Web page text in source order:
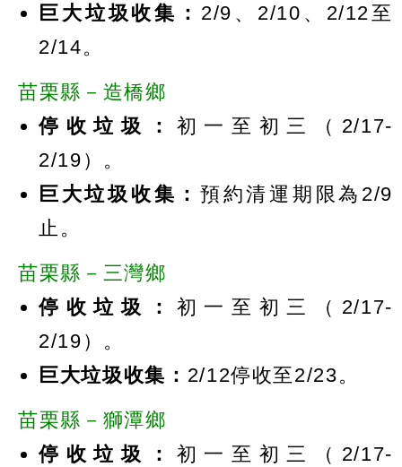
巨大垃圾收集： 2/9、2/10、2/12至
2/14。
苗栗縣－造橋鄉
停收垃圾： 初一至初三（2/17-
2/19）。
巨大垃圾收集：預約清運期限為2/9
止。
苗栗縣－三灣鄉
停收垃圾： 初一至初三（2/17-
2/19）。
巨大垃圾收集： 2/12停收至2/23。
苗栗縣－獅潭鄉
停收垃圾： 初一至初三（2/17-